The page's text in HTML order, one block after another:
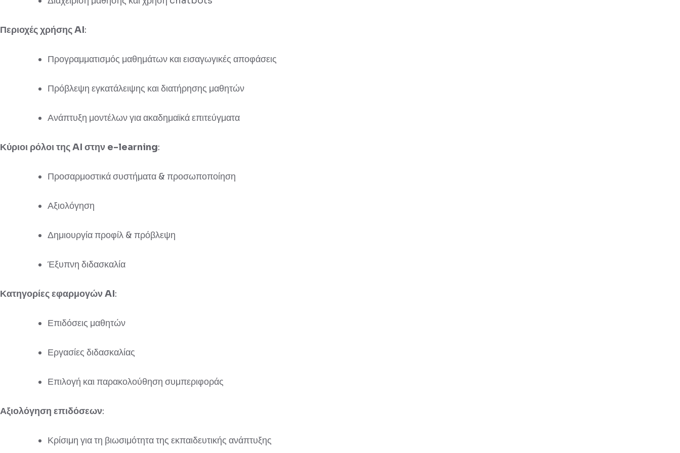
Περιοχές χρήσης AI:
Προγραμματισμός μαθημάτων και εισαγωγικές αποφάσεις
Πρόβλεψη εγκατάλειψης και διατήρησης μαθητών
Ανάπτυξη μοντέλων για ακαδημαϊκά επιτεύγματα
Κύριοι ρόλοι της AI στην e-learning:
Προσαρμοστικά συστήματα & προσωποποίηση
Αξιολόγηση
Δημιουργία προφίλ & πρόβλεψη
Έξυπνη διδασκαλία
Κατηγορίες εφαρμογών AI:
Επιδόσεις μαθητών
Εργασίες διδασκαλίας
Επιλογή και παρακολούθηση συμπεριφοράς
Αξιολόγηση επιδόσεων:
Κρίσιμη για τη βιωσιμότητα της εκπαιδευτικής ανάπτυξης